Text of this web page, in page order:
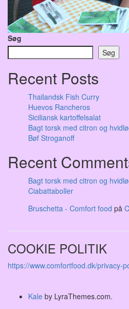
Søg
Søg
Recent Posts
Thailandsk Fish Curry
Huevos Rancheros
Siciliansk kartoffelsalat
Bagt torsk med citron og
Bøf Stroganoff
Recent
Bagt torsk med citron og
Ciabattaboller
Bruschetta - Comfort food på
COOKIE POLITIK
https://www.comfortfood.dk/privacy-
Kale by LyraThemes.com.